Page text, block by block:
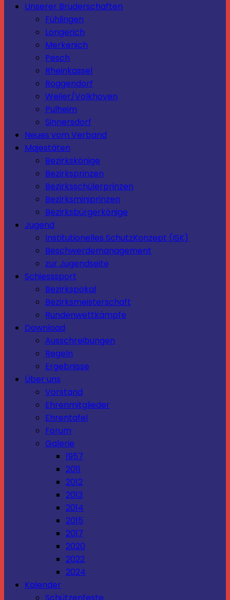
Unserer Bruderschaften
Fühlingen
Longerich
Merkenich
Pesch
Rheinkassel
Roggendorf
Weiler/Volkhoven
Pulheim
Sinnersdorf
Neues vom Verband
Majestäten
Bezirkskönige
Bezirksprinzen
Bezirksschülerprinzen
Bezirksminiprinzen
Bezirksbürgerkönige
Jugend
Institutionelles SchutzKonzept (ISK)
Beschwerdemanagement
zur Jugendseite
Schiesssport
Bezirkspokal
Bezirksmeisterschaft
Rundenwettkämpfe
Download
Ausschreibungen
Regeln
Ergebnisse
Über uns
Vorstand
Ehrenmitglieder
Ehrentafel
Forum
Galerie
1957
2011
2012
2013
2014
2015
2017
2020
2022
2024
Kalender